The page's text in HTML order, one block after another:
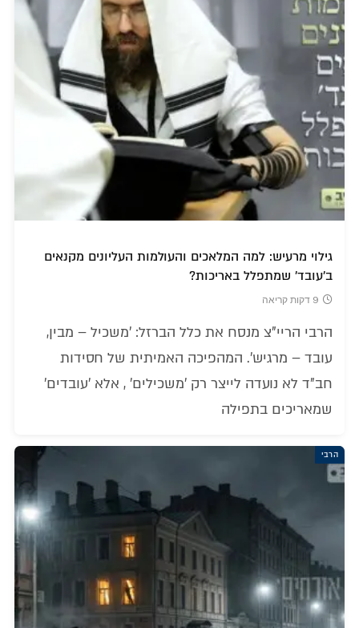
גילוי מרעיש: למה המלאכים והעולמות העליונים מקנאים
ב'עובד' שמתפלל באריכות?
9 דקות קריאה
הרבי הריי"צ מנסח את כלל הברזל: 'משכיל – מבין,
עובד – מרגיש'. המהפיכה האמיתית של חסידות
חב"ד לא נועדה לייצר רק 'משכילים' , אלא 'עובדים'
שמאריכים בתפילה
הרבי